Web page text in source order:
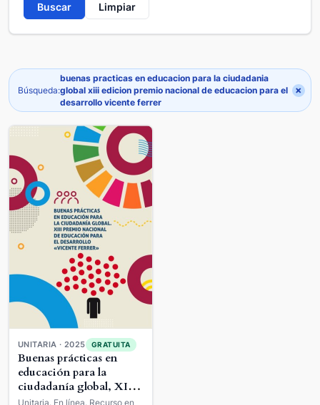
Buscar Limpiar
Búsqueda:
buenas practicas en educacion para la ciudadania
global xiii edicion premio nacional de educacion para el
desarrollo vicente ferrer
×
UNITARIA · 2025 GRATUITA
Buenas prácticas en
educación para la
ciudadanía global, XIII
edición Premio
Unitaria. En línea. Recurso en